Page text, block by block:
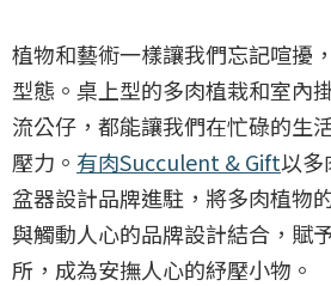
植物和藝術一樣讓我們忘記喧擾
型態。桌上型的多肉植栽和室內
流公仔，都能讓我們在忙碌的生
壓力。 有肉Succulent & Gift以多
盆器設計品牌進駐，將多肉植物
與觸動人心的品牌設計結合，賦
所，成為安撫人心的紓壓小物。